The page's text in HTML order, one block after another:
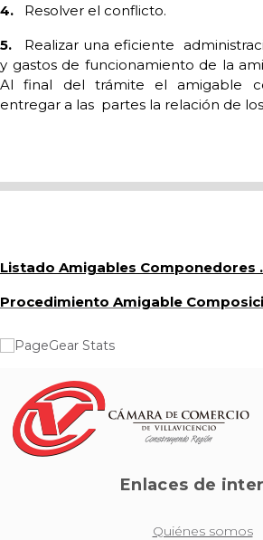
4.
Resolver el conflicto.
5.
Realizar una eficiente
y gastos de funcionamiento de la
Al final del trámite el amigable
entregar a las partes la relación de
Listado Amigables Componedores .
Procedimiento Amigable
Enlaces de
Quiénes somos